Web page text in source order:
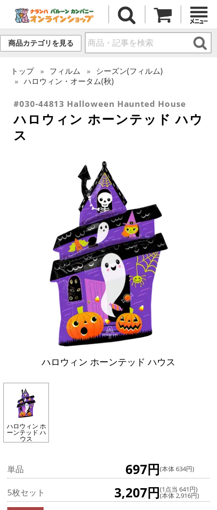
商品カテゴリを見る
トップ フィルム
シーズン(フィルム)
ハロウィン・オータム(秋)
#030-44813 Halloween Haunted House
ハロウィン ホーンテッド ハウ
ス
ハロウィン ホーンテッド ハウス
ハロウィン ホ
ーンテッド ハ
ウス
単品 697円(本体 634円)
5枚セット 3,207円(1点当 641円)
(本体 2,916円)